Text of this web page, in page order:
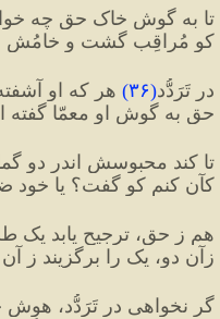
تا به گوشِ خاک حق چه
کو مُراقِب گشت و خامُش
در تَرَدُّد(۳۶) هر که او
حق به گوشِ او معمّا
تا کند محبوسش اندر دو
کآن کنم کو گفت؟ یا خود
هم ز حق، ترجیح یابد یک
زآن دو، یک را برگزیند ز
گر نخواهی در تَرَدُّد، هوشِ